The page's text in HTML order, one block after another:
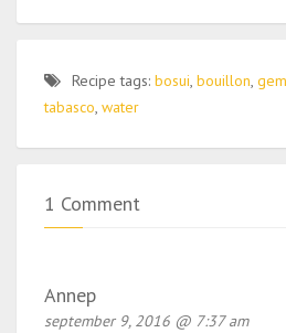
Recipe tags: bosui, bouillon,
tabasco, water
1 Comment
Annep
september 9, 2016 @ 7:37 am